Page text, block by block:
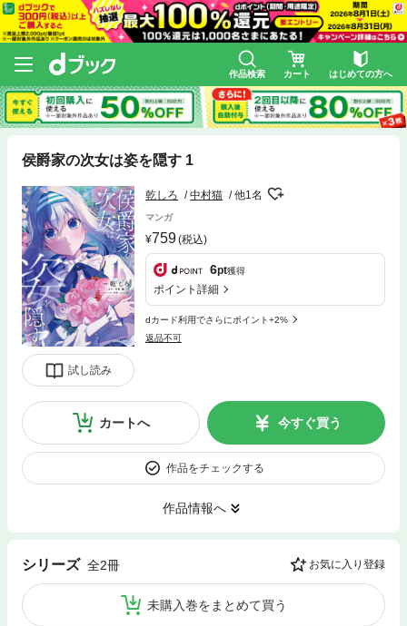
作品検索 カート はじめての方へ
侯爵家の次女は姿を隠す 1
試し読み
乾しろ 中村猫 他1名
マンガ
759(税込)
6pt獲得
ポイント詳細
dカード利用でさらにポイント+2%
返品不可
カートへ 今すぐ買う
作品をチェックする
作品情報へ
シリーズ 全2冊 お気に入り登録
未購入巻をまとめて買う